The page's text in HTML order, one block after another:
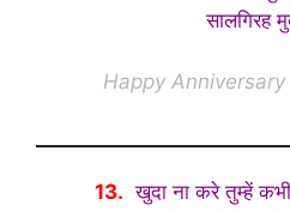
सालगिरह
Happy
13. खुदा ना करे तुम्हें